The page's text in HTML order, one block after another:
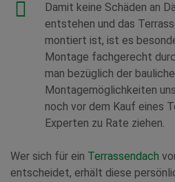
Damit keine Schäden an
entstehen und das
montiert ist, ist es
Montage fachgerecht
man bezüglich der
Montagemöglichkeiten
noch vor dem Kauf eines
Experten zu Rate ziehen.
Wer sich für ein Terrassendach
entscheidet, erhält diese